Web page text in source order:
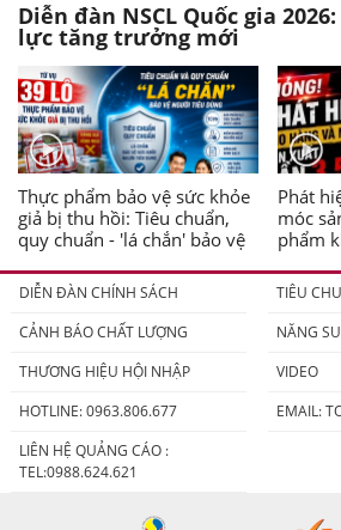
Diễn đàn NSCL Quốc gia
lực tăng trưởng mới
Thực phẩm bảo vệ sức khỏe
giả bị thu hồi: Tiêu chuẩn,
quy chuẩn - 'lá chắn' bảo vệ
Phát
móc
phẩm
DIỄN ĐÀN CHÍNH SÁCH
TIÊU
CẢNH BÁO CHẤT LƯỢNG
NĂNG
THƯƠNG HIỆU HỘI NHẬP
VIDEO
HOTLINE: 0963.806.677
EMAIL:
LIÊN HỆ QUẢNG CÁO :
TEL:0988.624.621